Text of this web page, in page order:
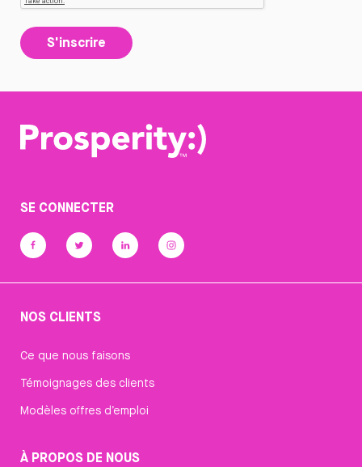
S'inscrire
SE CONNECTER
NOS CLIENTS
Ce que nous faisons
Témoignages des clients
Modèles offres d’emploi
À PROPOS DE NOUS